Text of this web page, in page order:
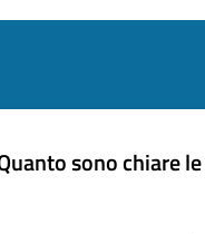
sono chiare